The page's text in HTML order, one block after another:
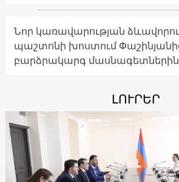
Նոր կառավարության
պաշտոնի խոստում
բարձրակարգ մասնագետներին
ԼՈՒՐԵՐ